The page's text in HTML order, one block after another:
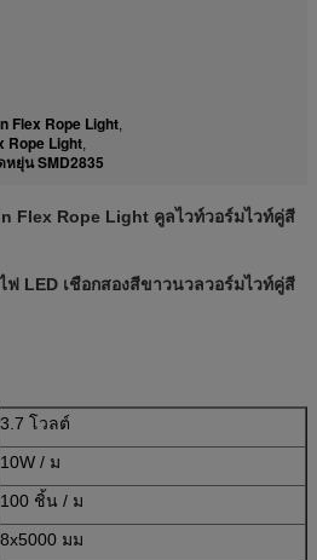
Flex Rope Light,
Rope Light,
ยุ่น SMD2835
Flex Rope Light คูลไวท์วอร์มไวท์คู่สี
ฟ ​​LED เชือกสองสีขาวนวลวอร์มไวท์คู่สี
3.7 โวลต์
10W / ม
100 ชิ้น / ม
8x5000 มม